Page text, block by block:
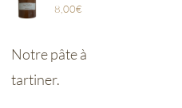
8,00€
Notre pâte à
tartiner.